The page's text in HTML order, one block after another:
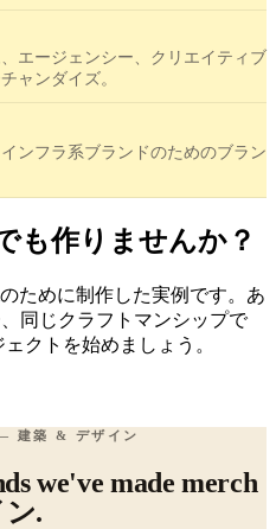
エージェンシー、クリエイティブ
ャンダイズ。
ンフラ系ブランドのためのブラン
も作りませんか？
ために制作した実例です。あ
同じクラフトマンシップで
クトを始めましょう。
建築 & デザイン
we've made merch
.